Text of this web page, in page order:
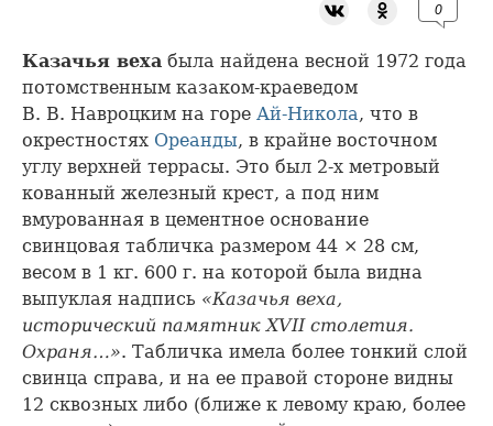
0
Казачья веха была найдена весной 1972 года
потомственным казаком-краеведом
В. В. Навроцким на горе Ай-Никола , что в
окрестностях Ореанды, в крайне восточном
углу верхней террасы. Это был 2-х метровый
кованный железный крест, а под ним
вмурованная в цементное основание
свинцовая табличка размером 44 × 28 см,
весом в 1 кг. 600 г. на которой была видна
выпуклая надпись «Казачья веха,
исторический памятник XVII столетия.
Охраня…». Табличка имела более тонкий слой
свинца справа, и на ее правой стороне видны
12 сквозных либо (ближе к левому краю, более